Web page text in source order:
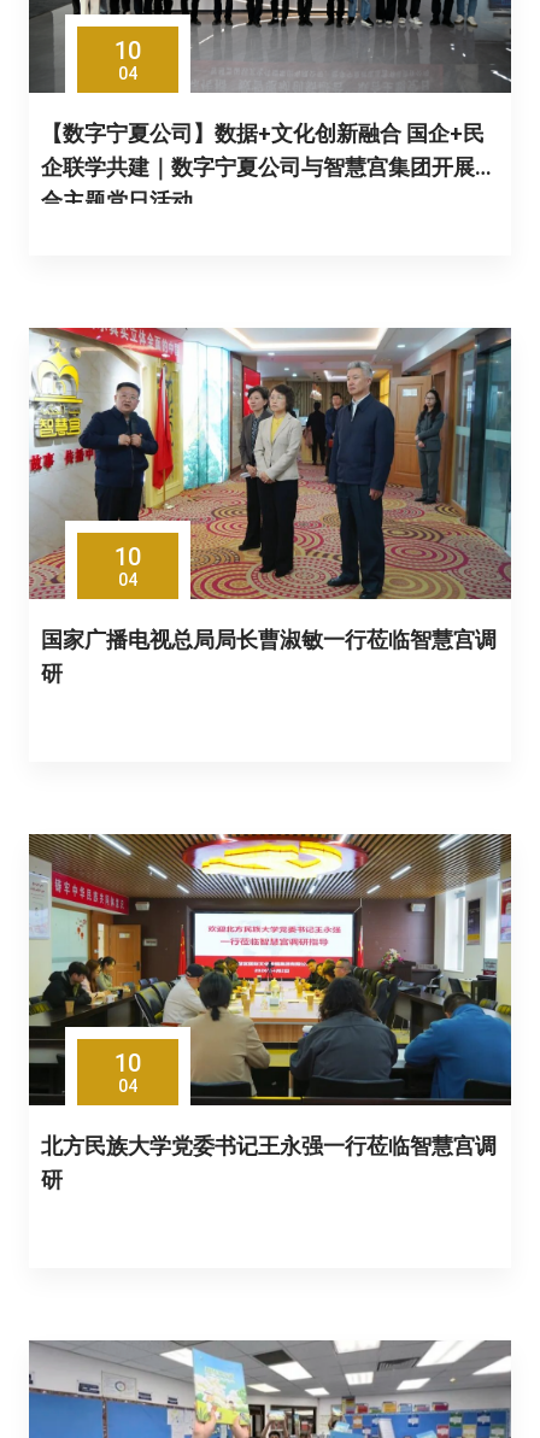
10
04
【数字宁夏公司】数据+文化创新融合 国企+民
企联学共建｜数字宁夏公司与智慧宫集团开展联
合主题党日活动
10
04
国家广播电视总局局长曹淑敏一行莅临智慧宫调
研
10
04
北方民族大学党委书记王永强一行莅临智慧宫调
研